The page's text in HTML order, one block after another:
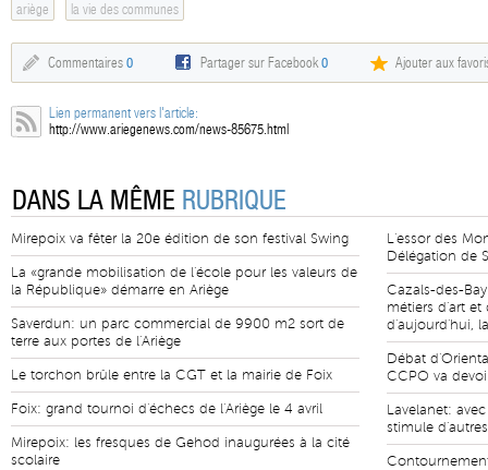
ariège la vie des communes
Commentaires 0 Partager sur Facebook0 Ajouter aux
Lien permanent vers l'article:
http://www.ariegenews.com/news-85675.html
DANS LA MÊME RUBRIQUE
Mirepoix va fêter la 20e édition de son festival Swing
La «grande mobilisation de l'école pour les valeurs de
la République» démarre en Ariège
Saverdun: un parc commercial de 9900 m2 sort de
terre aux portes de l'Ariège
Le torchon brûle entre la CGT et la mairie de Foix
Foix: grand tournoi d'échecs de l'Ariège le 4 avril
Mirepoix: les fresques de Gehod inaugurées à la cité
scolaire
L'essor des
Délégation de
Cazals-des-
métiers d'art et
d'aujourd'hui,
Débat
CCPO va
Lavelanet:
stimule